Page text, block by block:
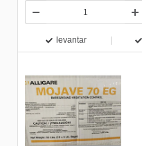
levantar